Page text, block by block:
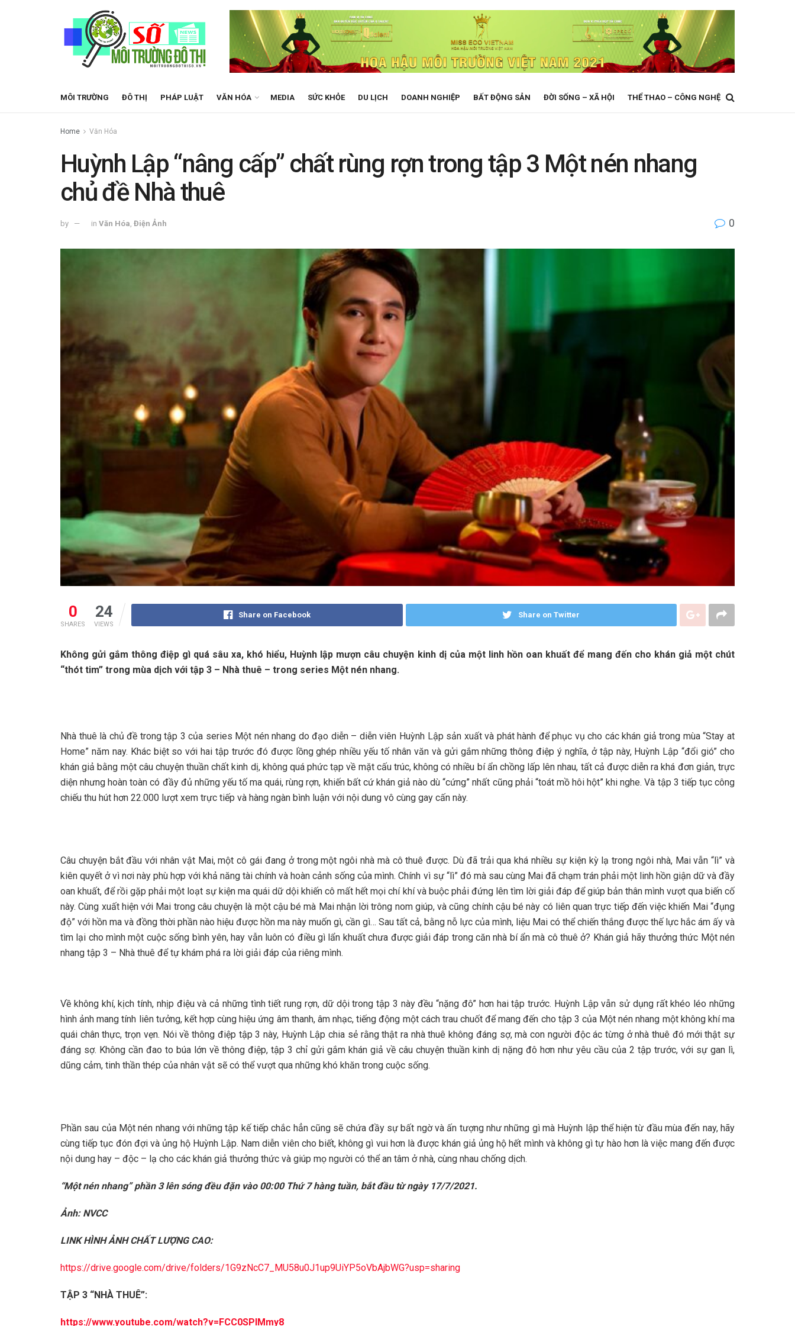
MÔI TRƯỜNG ĐÔ THỊ PHÁP LUẬT VĂN HÓA MEDIA SỨC KHỎE DU LỊCH DOANH NGHIỆP BẤT ĐỘNG SẢN ĐỜI SỐNG – XÃ HỘI THỂ THAO – CÔNG NGHỆ
Home Văn Hóa
Huỳnh Lập “nâng cấp” chất rùng rợn trong tập 3 Một nén nhang
chủ đề Nhà thuê
by in Văn Hóa Điện Ảnh 0
0
SHARES
24
VIEWS
Share on Facebook Share on Twitter
Không gửi gắm thông điệp gì quá sâu xa, khó hiểu, Huỳnh lập mượn câu chuyện kinh dị của một linh hồn oan khuất để mang đến cho khán giả một chút
“thót tim” trong mùa dịch với tập 3 – Nhà thuê – trong series Một nén nhang.
Nhà thuê là chủ đề trong tập 3 của series Một nén nhang do đạo diễn – diễn viên Huỳnh Lập sản xuất và phát hành để phục vụ cho các khán giả trong mùa “Stay at
Home” năm nay. Khác biệt so với hai tập trước đó được lồng ghép nhiều yếu tố nhân văn và gửi gắm những thông điệp ý nghĩa, ở tập này, Huỳnh Lập “đổi gió” cho
khán giả bằng một câu chuyện thuần chất kinh dị, không quá phức tạp về mặt cấu trúc, không có nhiều bí ẩn chồng lấp lên nhau, tất cả được diễn ra khá đơn giản, trực
diện nhưng hoàn toàn có đầy đủ những yếu tố ma quái, rùng rợn, khiến bất cứ khán giả nào dù “cứng” nhất cũng phải “toát mồ hôi hột” khi nghe. Và tập 3 tiếp tục công
chiếu thu hút hơn 22.000 lượt xem trực tiếp và hàng ngàn bình luận với nội dung vô cùng gay cấn này.
Câu chuyện bắt đầu với nhân vật Mai, một cô gái đang ở trong một ngôi nhà mà cô thuê được. Dù đã trải qua khá nhiều sự kiện kỳ lạ trong ngôi nhà, Mai vẫn “lì” và
kiên quyết ở vì nơi này phù hợp với khả năng tài chính và hoàn cảnh sống của mình. Chính vì sự “lì” đó mà sau cùng Mai đã chạm trán phải một linh hồn giận dữ và đầy
oan khuất, để rồi gặp phải một loạt sự kiện ma quái dữ dội khiến cô mất hết mọi chí khí và buộc phải đứng lên tìm lời giải đáp để giúp bản thân mình vượt qua biến cố
này. Cùng xuất hiện với Mai trong câu chuyện là một cậu bé mà Mai nhận lời trông nom giúp, và cũng chính cậu bé này có liên quan trực tiếp đến việc khiến Mai “đụng
độ” với hồn ma và đồng thời phần nào hiệu được hồn ma này muốn gì, cần gì… Sau tất cả, bằng nỗ lực của mình, liệu Mai có thể chiến thắng được thế lực hắc ám ấy và
tìm lại cho mình một cuộc sống bình yên, hay vẫn luôn có điều gì lẩn khuất chưa được giải đáp trong căn nhà bí ẩn mà cô thuê ở? Khán giả hãy thưởng thức Một nén
nhang tập 3 – Nhà thuê để tự khám phá ra lời giải đáp của riêng mình.
Về không khí, kịch tính, nhịp điệu và cả những tình tiết rung rợn, dữ dội trong tập 3 này đều “nặng đô” hơn hai tập trước. Huỳnh Lập vẫn sử dụng rất khéo léo những
hình ảnh mang tính liên tưởng, kết hợp cùng hiệu ứng âm thanh, âm nhạc, tiếng động một cách trau chuốt để mang đến cho tập 3 của Một nén nhang một không khí ma
quái chân thực, trọn vẹn. Nói về thông điệp tập 3 này, Huỳnh Lập chia sẻ rằng thật ra nhà thuê không đáng sợ, mà con người độc ác từng ở nhà thuê đó mới thật sự
đáng sợ. Không cần đao to búa lớn về thông điệp, tập 3 chỉ gửi gắm khán giả về câu chuyện thuần kinh dị nặng đô hơn như yêu cầu của 2 tập trước, với sự gan lì,
dũng cảm, tinh thần thép của nhân vật sẽ có thể vượt qua những khó khăn trong cuộc sống.
Phần sau của Một nén nhang với những tập kế tiếp chắc hẳn cũng sẽ chứa đầy sự bất ngờ và ấn tượng như những gì mà Huỳnh lập thể hiện từ đầu mùa đến nay, hãy
cùng tiếp tục đón đợi và ủng hộ Huỳnh Lập. Nam diễn viên cho biết, không gì vui hơn là được khán giả ủng hộ hết mình và không gì tự hào hơn là việc mang đến được
nội dung hay – độc – lạ cho các khán giả thưởng thức và giúp mọ người có thể an tâm ở nhà, cùng nhau chống dịch.
“Một nén nhang” phần 3 lên sóng đều đặn vào 00:00 Thứ 7 hàng tuần, bắt đầu từ ngày 17/7/2021.
Ảnh: NVCC
LINK HÌNH ẢNH CHẤT LƯỢNG CAO:
https://drive.google.com/drive/folders/1G9zNcC7_MU58u0J1up9UiYP5oVbAjbWG?usp=sharing
TẬP 3 “NHÀ THUÊ”:
https://www.youtube.com/watch?v=FCC0SPIMmy8